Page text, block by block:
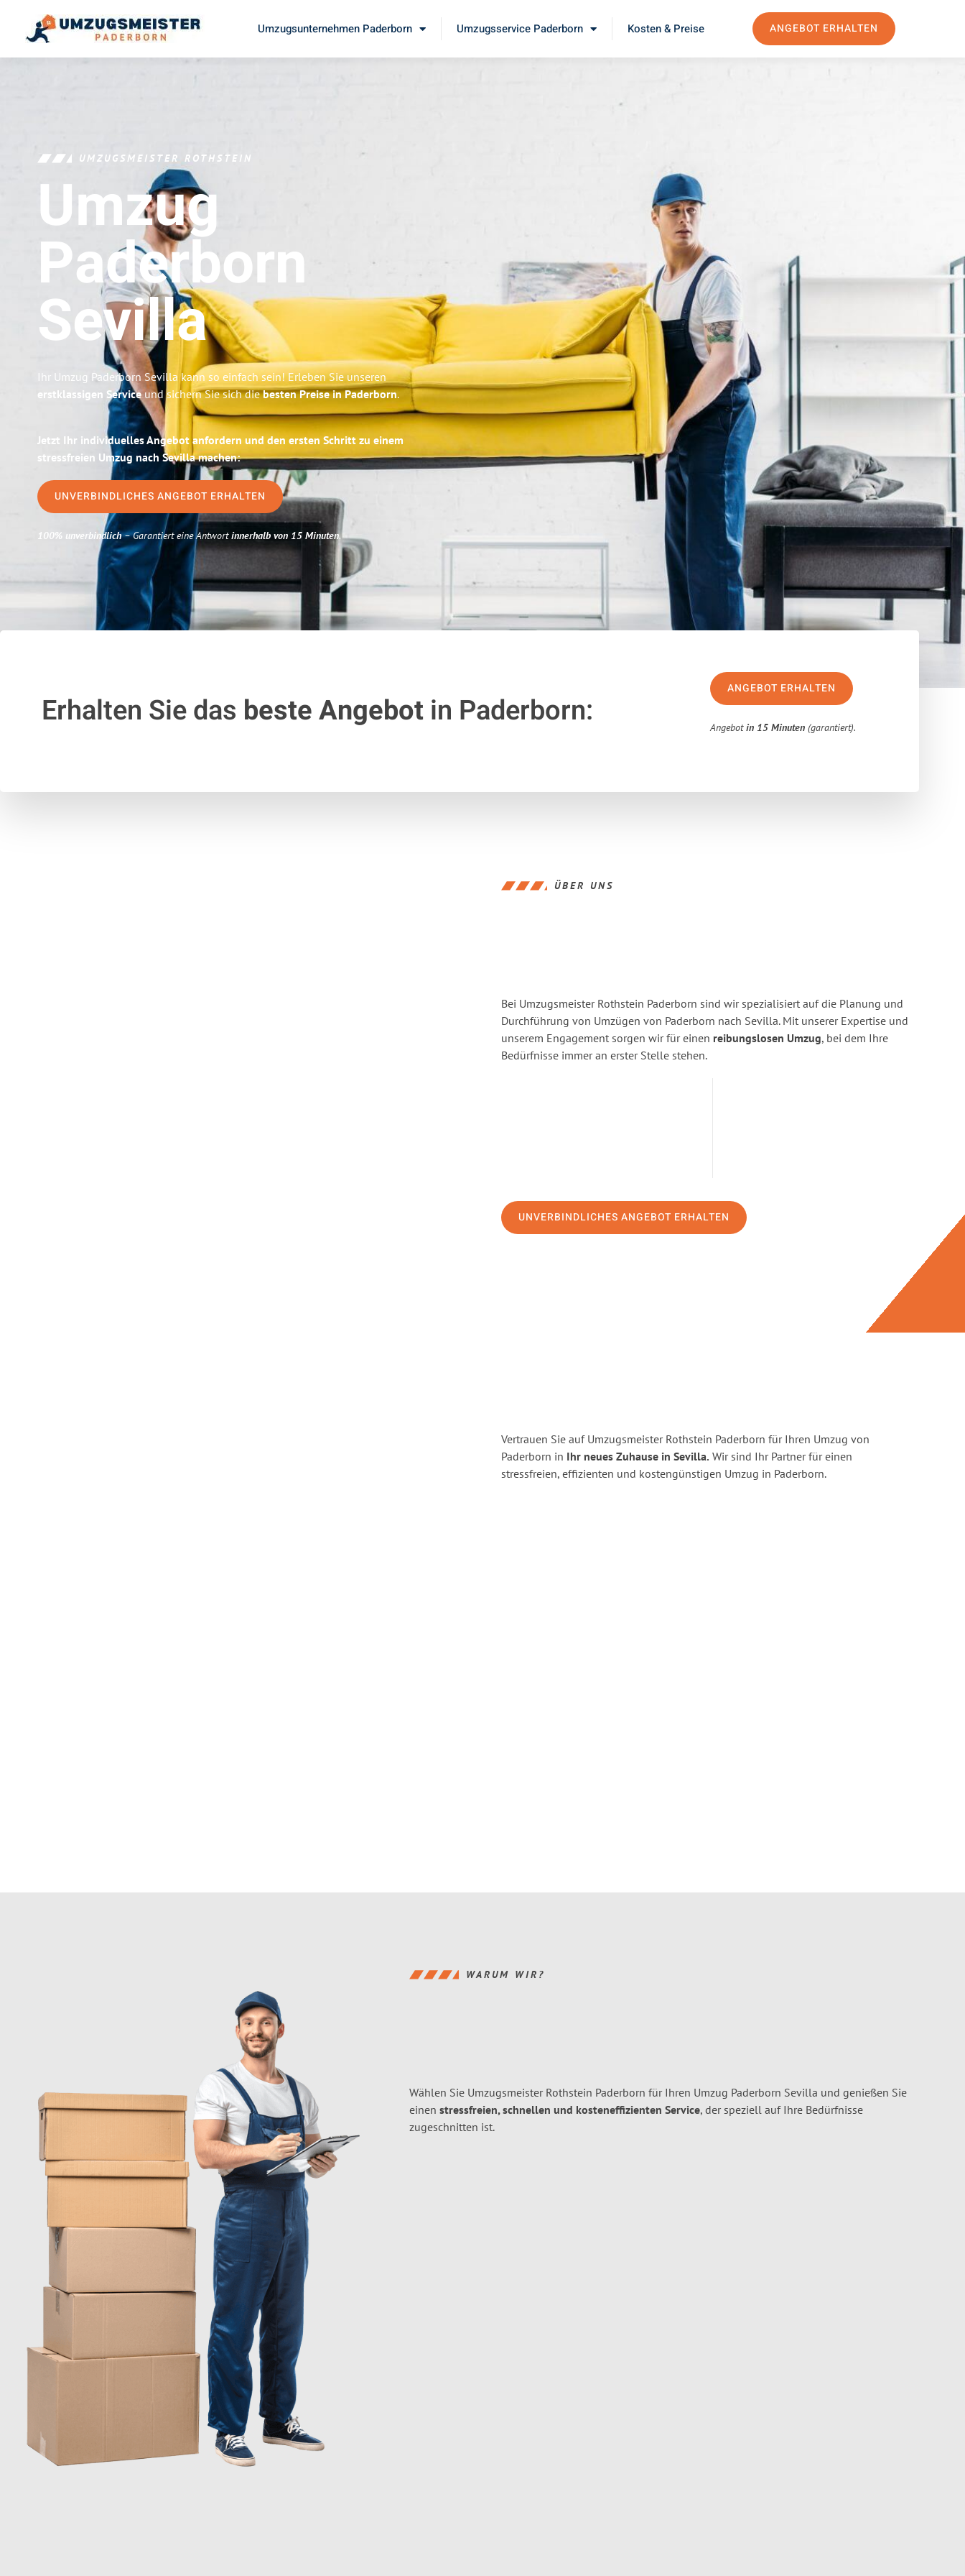
Umzugsunternehmen Paderborn Umzugsservice Paderborn Kosten & Preise ANGEBOT ERHALTEN
UMZUGSMEISTER ROTHSTEIN
Umzug
Paderborn
Sevilla
Ihr Umzug Paderborn Sevilla kann so einfach sein! Erleben Sie unseren
erstklassigen Serviceund sichern Sie sich diebesten Preise in Paderborn.
Jetzt Ihr individuelles Angebot anfordern und den ersten Schritt zu einem
stressfreien Umzug nach Sevilla machen:
UNVERBINDLICHES ANGEBOT ERHALTEN
100% unverbindlich– Garantiert eine Antwortinnerhalb von 15 Minuten.
Erhalten Sie das beste Angebotin Paderborn:
ANGEBOT ERHALTEN
Angebotin 15 Minuten (garantiert).
ÜBER UNS
Bei Umzugsmeister Rothstein Paderborn sind wir spezialisiert auf die Planung und
Durchführung von Umzügen von Paderborn nach Sevilla. Mit unserer Expertise und
unserem Engagement sorgen wir für einen reibungslosen Umzug, bei dem Ihre
Bedürfnisse immer an erster Stelle stehen.
UNVERBINDLICHES ANGEBOT ERHALTEN
Vertrauen Sie auf Umzugsmeister Rothstein Paderborn für Ihren Umzug von
Paderborn in Ihr neues Zuhause in Sevilla. Wir sind Ihr Partner für einen
stressfreien, effizienten und kostengünstigen Umzug in Paderborn.
WARUM WIR?
Wählen Sie Umzugsmeister Rothstein Paderborn für Ihren Umzug Paderborn Sevilla und genießen Sie
einen stressfreien, schnellen und kosteneffizienten Service, der speziell auf Ihre Bedürfnisse
zugeschnitten ist.